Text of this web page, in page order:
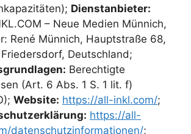
Dienstanbieter:
– Neue Medien Münnich,
René Münnich, Hauptstraße 68,
Deutschland;
Berechtigte
(Art. 6 Abs. 1 S. 1 lit. f)
Website: https://all-inkl.com/;
https://all-
datenschutzinformationen/;